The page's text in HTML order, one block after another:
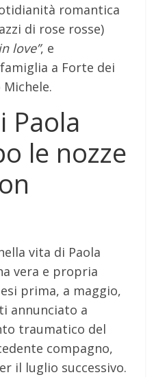
romantica
di rose rosse)
love”, e
a Forte dei
Paola
le nozze
vita di Paola
vera e propria
prima, a maggio,
annunciato a
traumatico del
compagno,
il luglio successivo.